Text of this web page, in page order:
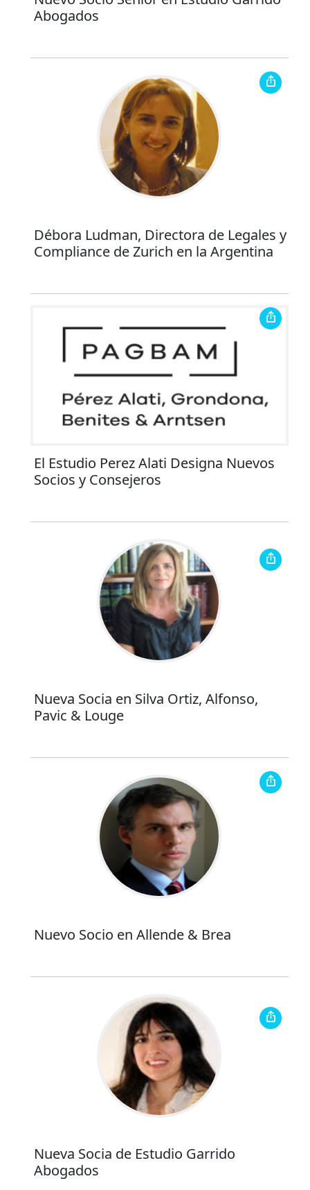
Abogados
Débora Ludman, Directora de Legales y
Compliance de Zurich en la Argentina
El Estudio Perez Alati Designa Nuevos
Socios y Consejeros
Nueva Socia en Silva Ortiz, Alfonso,
Pavic & Louge
Nuevo Socio en Allende & Brea
Nueva Socia de Estudio Garrido
Abogados